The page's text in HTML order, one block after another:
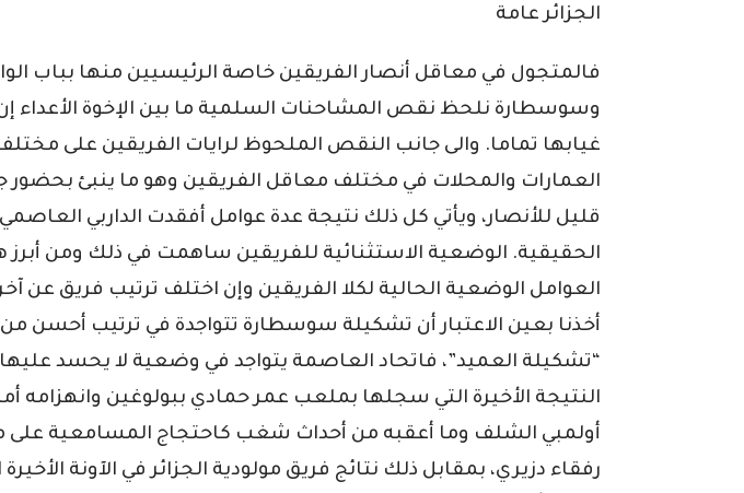
الجزائر عامة
فالمتجول في معاقل أنصار الفريقين خاصة الرئيسيين منها بباب
وسوسطارة نلحظ نقص المشاحنات السلمية ما بين الإخوة الأعداء
غيابها تماما. والى جانب النقص الملحوظ لرايات الفريقين على
العمارات والمحلات في مختلف معاقل الفريقين وهو ما ينبئ بحضور
قليل للأنصار، ويأتي كل ذلك نتيجة عدة عوامل أفقدت الداربي
الحقيقية. الوضعية الاستثنائية للفريقين ساهمت في ذلك ومن أبرز
العوامل الوضعية الحالية لكلا الفريقين وإن اختلف ترتيب فريق عن
أخذنا بعين الاعتبار أن تشكيلة سوسطارة تتواجدة في ترتيب أحسن
“تشكيلة العميد”، فاتحاد العاصمة يتواجد في وضعية لا يحسد
النتيجة الأخيرة التي سجلها بملعب عمر حمادي ببولوغين وانهزامه
أولمبي الشلف وما أعقبه من أحداث شغب كاحتجاج المسامعية على
رفقاء دزيري، بمقابل ذلك نتائج فريق مولودية الجزائر في الآونة الأخيرة